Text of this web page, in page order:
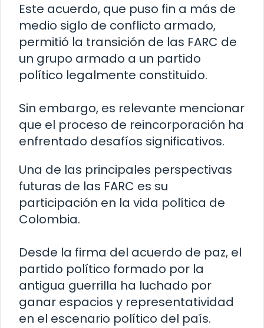
Este acuerdo, que puso fin a más de
medio siglo de conflicto armado,
permitió la transición de las FARC de
un grupo armado a un partido
político legalmente constituido.
Sin embargo, es relevante mencionar
que el proceso de reincorporación ha
enfrentado desafíos significativos.
Una de las principales perspectivas
futuras de las FARC es su
participación en la vida política de
Colombia.
Desde la firma del acuerdo de paz, el
partido político formado por la
antigua guerrilla ha luchado por
ganar espacios y representatividad
en el escenario político del país.